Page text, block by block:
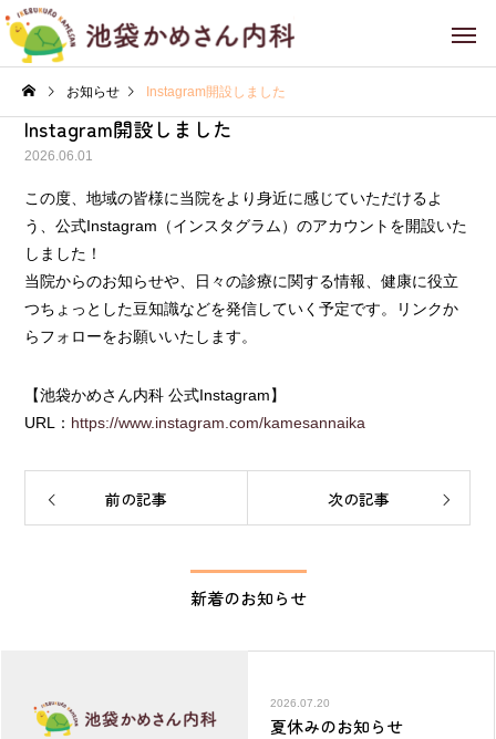
お知らせ Instagram開設しました
Instagram開設しました
2026.06.01
この度、地域の皆様に当院をより身近に感じていただけるよ
う、公式Instagram（インスタグラム）のアカウントを開設いた
しました！
当院からのお知らせや、日々の診療に関する情報、健康に役立
つちょっとした豆知識などを発信していく予定です。リンクか
らフォローをお願いいたします。
【池袋かめさん内科 公式Instagram】
URL： https://www.instagram.com/kamesannaika
前の記事 次の記事
新着のお知らせ
2026.07.20
夏休みのお知らせ